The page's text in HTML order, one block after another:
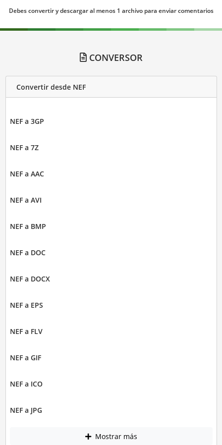
Debes convertir y descargar al menos 1 archivo para enviar comentarios
CONVERSOR
Convertir desde NEF
NEF a 3GP
NEF a 7Z
NEF a AAC
NEF a AVI
NEF a BMP
NEF a DOC
NEF a DOCX
NEF a EPS
NEF a FLV
NEF a GIF
NEF a ICO
NEF a JPG
Mostrar más